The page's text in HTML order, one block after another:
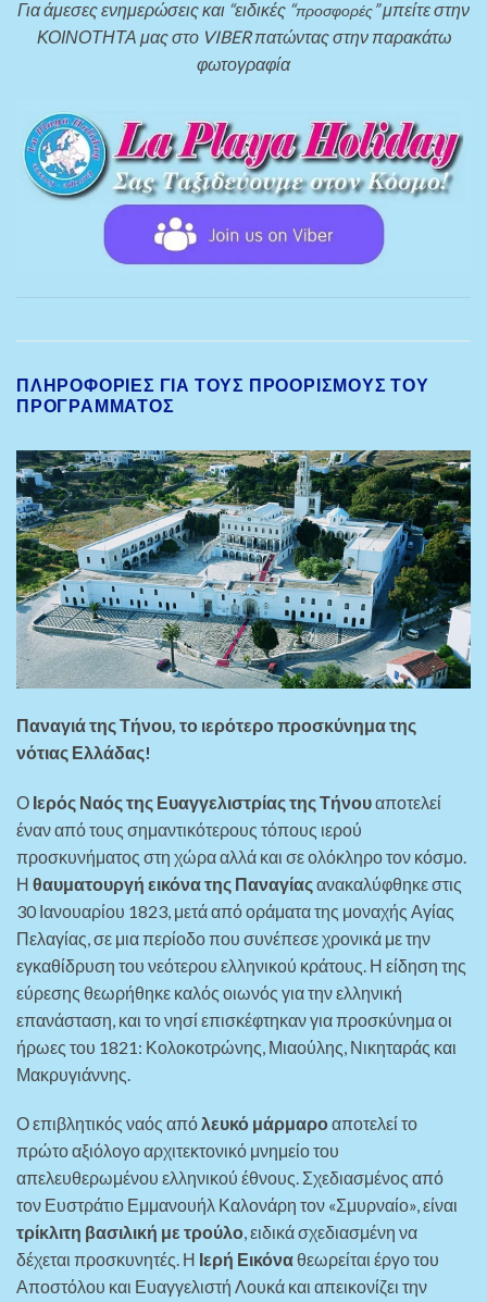
Για άμεσες ενημερώσεις και “ειδικές “προσφορές” μπείτε στην
ΚΟΙΝΟΤΗΤΑ μας στο VIBER πατώντας στην παρακάτω
φωτογραφία
ΠΛΗΡΟΦΟΡΙΕΣ ΓΙΑ ΤΟΥΣ ΠΡΟΟΡΙΣΜΟΎΣ ΤΟΥ
ΠΡΟΓΡΆΜΜΑΤΟΣ
Παναγιά της Τήνου, το ιερότερο προσκύνημα της
νότιας Ελλάδας!
Ο Ιερός Ναός της Ευαγγελιστρίας της Τήνουαποτελεί
έναν από τους σημαντικότερους τόπους ιερού
προσκυνήματος στη χώρα αλλά και σε ολόκληρο τον κόσμο.
Η θαυματουργή εικόνα της Παναγίαςανακαλύφθηκε στις
30 Ιανουαρίου 1823, μετά από οράματα της μοναχής Αγίας
Πελαγίας, σε μια περίοδο που συνέπεσε χρονικά με την
εγκαθίδρυση του νεότερου ελληνικού κράτους. Η είδηση της
εύρεσης θεωρήθηκε καλός οιωνός για την ελληνική
επανάσταση, και το νησί επισκέφτηκαν για προσκύνημα οι
ήρωες του 1821: Κολοκοτρώνης, Μιαούλης, Νικηταράς και
Μακρυγιάννης.
Ο επιβλητικός ναός απόλευκό μάρμαροαποτελεί το
πρώτο αξιόλογο αρχιτεκτονικό μνημείο του
απελευθερωμένου ελληνικού έθνους. Σχεδιασμένος από
τον Ευστράτιο Εμμανουήλ Καλονάρη τον «Σμυρναίο», είναι
τρίκλιτη βασιλική με τρούλο, ειδικά σχεδιασμένη να
δέχεται προσκυνητές. Η Ιερή Εικόναθεωρείται έργο του
Αποστόλου και Ευαγγελιστή Λουκά και απεικονίζει την